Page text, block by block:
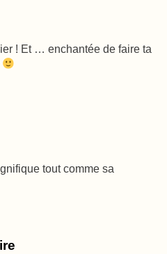
! Et … enchantée de faire ta
tout comme sa